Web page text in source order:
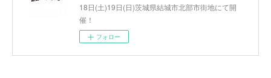
18日(土)19日(日)茨城県結城市北部市街地にて開
催！
フォロー